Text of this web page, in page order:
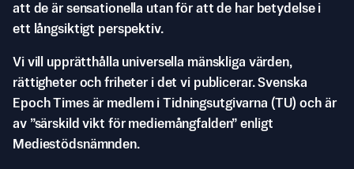
att de är sensationella utan för att de har betydelse i
ett långsiktigt perspektiv.
Vi vill upprätthålla universella mänskliga värden,
rättigheter och friheter i det vi publicerar. Svenska
Epoch Times är medlem i Tidningsutgivarna (TU) och är
av ”särskild vikt för mediemångfalden” enligt
Mediestödsnämnden.